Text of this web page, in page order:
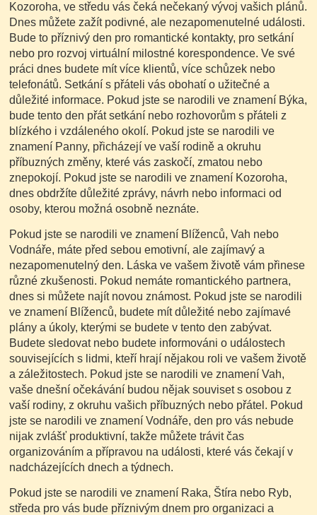
Kozoroha, ve středu vás čeká nečekaný vývoj vašich plánů.
Dnes můžete zažít podivné, ale nezapomenutelné události.
Bude to příznivý den pro romantické kontakty, pro setkání
nebo pro rozvoj virtuální milostné korespondence. Ve své
práci dnes budete mít více klientů, více schůzek nebo
telefonátů. Setkání s přáteli vás obohatí o užitečné a
důležité informace. Pokud jste se narodili ve znamení Býka,
bude tento den přát setkání nebo rozhovorům s přáteli z
blízkého i vzdáleného okolí. Pokud jste se narodili ve
znamení Panny, přicházejí ve vaší rodině a okruhu
příbuzných změny, které vás zaskočí, zmatou nebo
znepokojí. Pokud jste se narodili ve znamení Kozoroha,
dnes obdržíte důležité zprávy, návrh nebo informaci od
osoby, kterou možná osobně neznáte.
Pokud jste se narodili ve znamení Blíženců, Vah nebo
Vodnáře, máte před sebou emotivní, ale zajímavý a
nezapomenutelný den. Láska ve vašem životě vám přinese
různé zkušenosti. Pokud nemáte romantického partnera,
dnes si můžete najít novou známost. Pokud jste se narodili
ve znamení Blíženců, budete mít důležité nebo zajímavé
plány a úkoly, kterými se budete v tento den zabývat.
Budete sledovat nebo budete informováni o událostech
souvisejících s lidmi, kteří hrají nějakou roli ve vašem životě
a záležitostech. Pokud jste se narodili ve znamení Vah,
vaše dnešní očekávání budou nějak souviset s osobou z
vaší rodiny, z okruhu vašich příbuzných nebo přátel. Pokud
jste se narodili ve znamení Vodnáře, den pro vás nebude
nijak zvlášť produktivní, takže můžete trávit čas
organizováním a přípravou na události, které vás čekají v
nadcházejících dnech a týdnech.
Pokud jste se narodili ve znamení Raka, Štíra nebo Ryb,
středa pro vás bude příznivým dnem pro organizaci a